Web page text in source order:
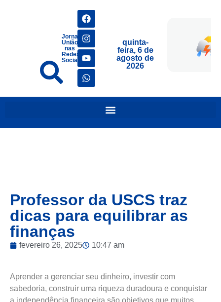
Jornais
União
nas
Redes
Sociais
quinta-
feira, 6 de
agosto de
2026
Professor da USCS traz
dicas para equilibrar as
finanças
fevereiro 26, 2025 10:47 am
Aprender a gerenciar seu dinheiro, investir com
sabedoria, construir uma riqueza duradoura e conquistar
a independência financeira são objetivos que muitos